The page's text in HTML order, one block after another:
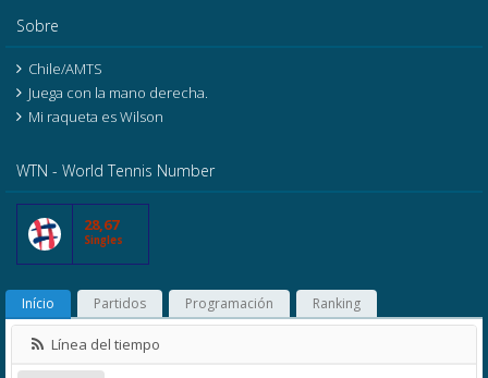
Sobre
Chile/AMTS
Juega con la mano derecha.
Mi raqueta es Wilson
WTN - World Tennis Number
28,67
Singles
Início Partidos Programación Ranking
Línea del tiempo